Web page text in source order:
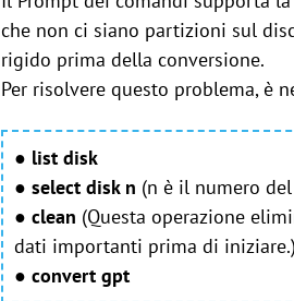
che non ci siano partizioni sul
rigido prima della conversione.
Per risolvere questo problema, è
● list disk
● select disk n (n è il numero
● clean (Questa operazione
dati importanti prima di iniziare.)
● convert gpt